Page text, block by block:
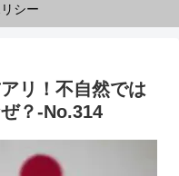
シー
リ！不自然では
？-No.314